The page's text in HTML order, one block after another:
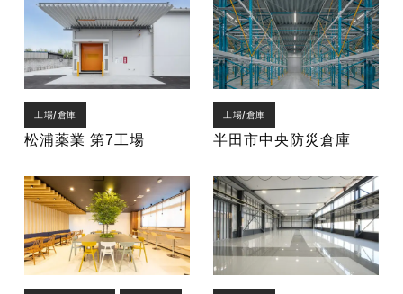
工場/倉庫
松浦薬業 第7工場
工場/倉庫
半田市中央防災倉庫